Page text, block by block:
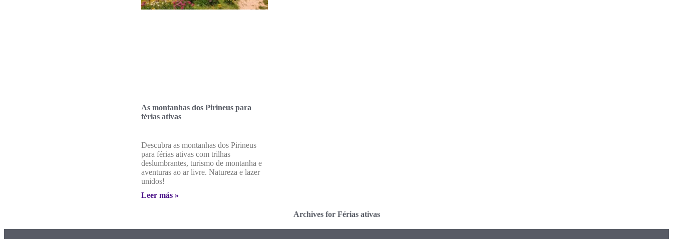
As montanhas dos Pirineus para
férias ativas
Descubra as montanhas dos Pirineus
para férias ativas com trilhas
deslumbrantes, turismo de montanha e
aventuras ao ar livre. Natureza e lazer
unidos!
Leer más »
Archives for Férias ativas